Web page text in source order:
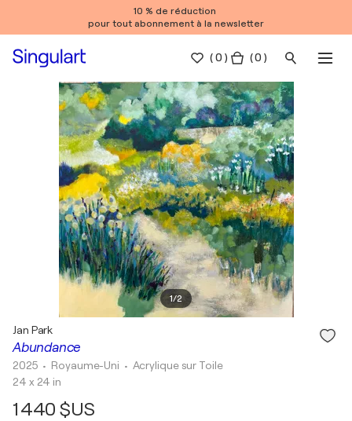
10 % de réduction
pour tout abonnement à la newsletter
(0 ) ( 0 )
1/2
Abundance
Jan Park
2025 • Royaume-Uni • Acrylique sur Toile
24 x 24 in
1 440 $US